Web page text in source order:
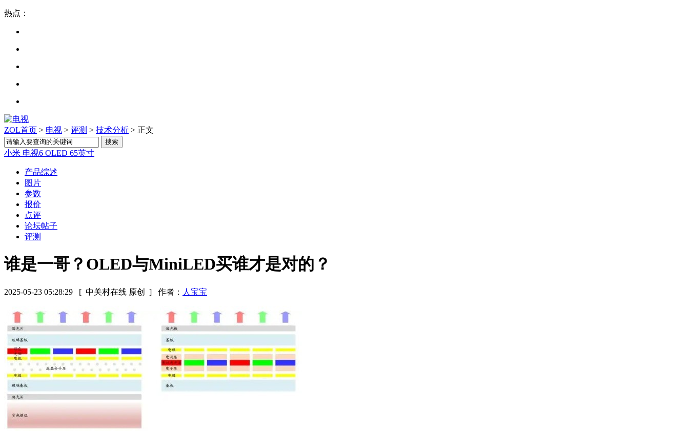
热点：
ZOL首页 > 电视 > 评测 > 技术分析 > 正文
小米 电视6 OLED 65英寸
产品综述
图片
参数
报价
点评
论坛帖子
评测
谁是一哥？OLED与MiniLED买谁才是对的？
2025-05-23 05:28:29 [ 中关村在线 原创 ] 作者： 人宝宝